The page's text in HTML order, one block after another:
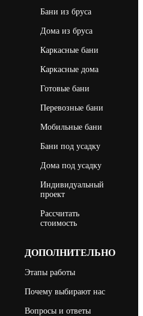
Бани из бруса
Дома из бруса
Каркасные бани
Каркасные дома
Готовые бани
Перевозные бани
Мобильные бани
Бани под усадку
Дома под усадку
Индивидуальный
проект
Рассчитать
стоимость
ДОПОЛНИТЕЛЬНО
Этапы работы
Почему выбирают нас
Вопросы и ответы